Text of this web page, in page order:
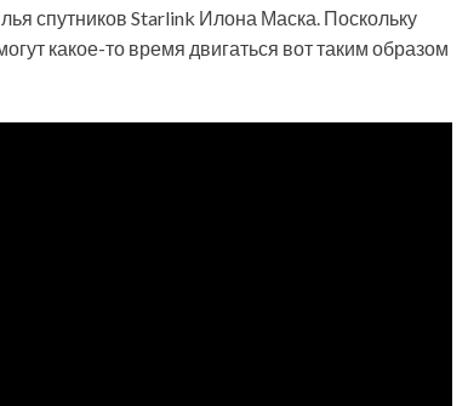
спутников Starlink Илона Маска. Поскольку
какое-то время двигаться вот таким образом